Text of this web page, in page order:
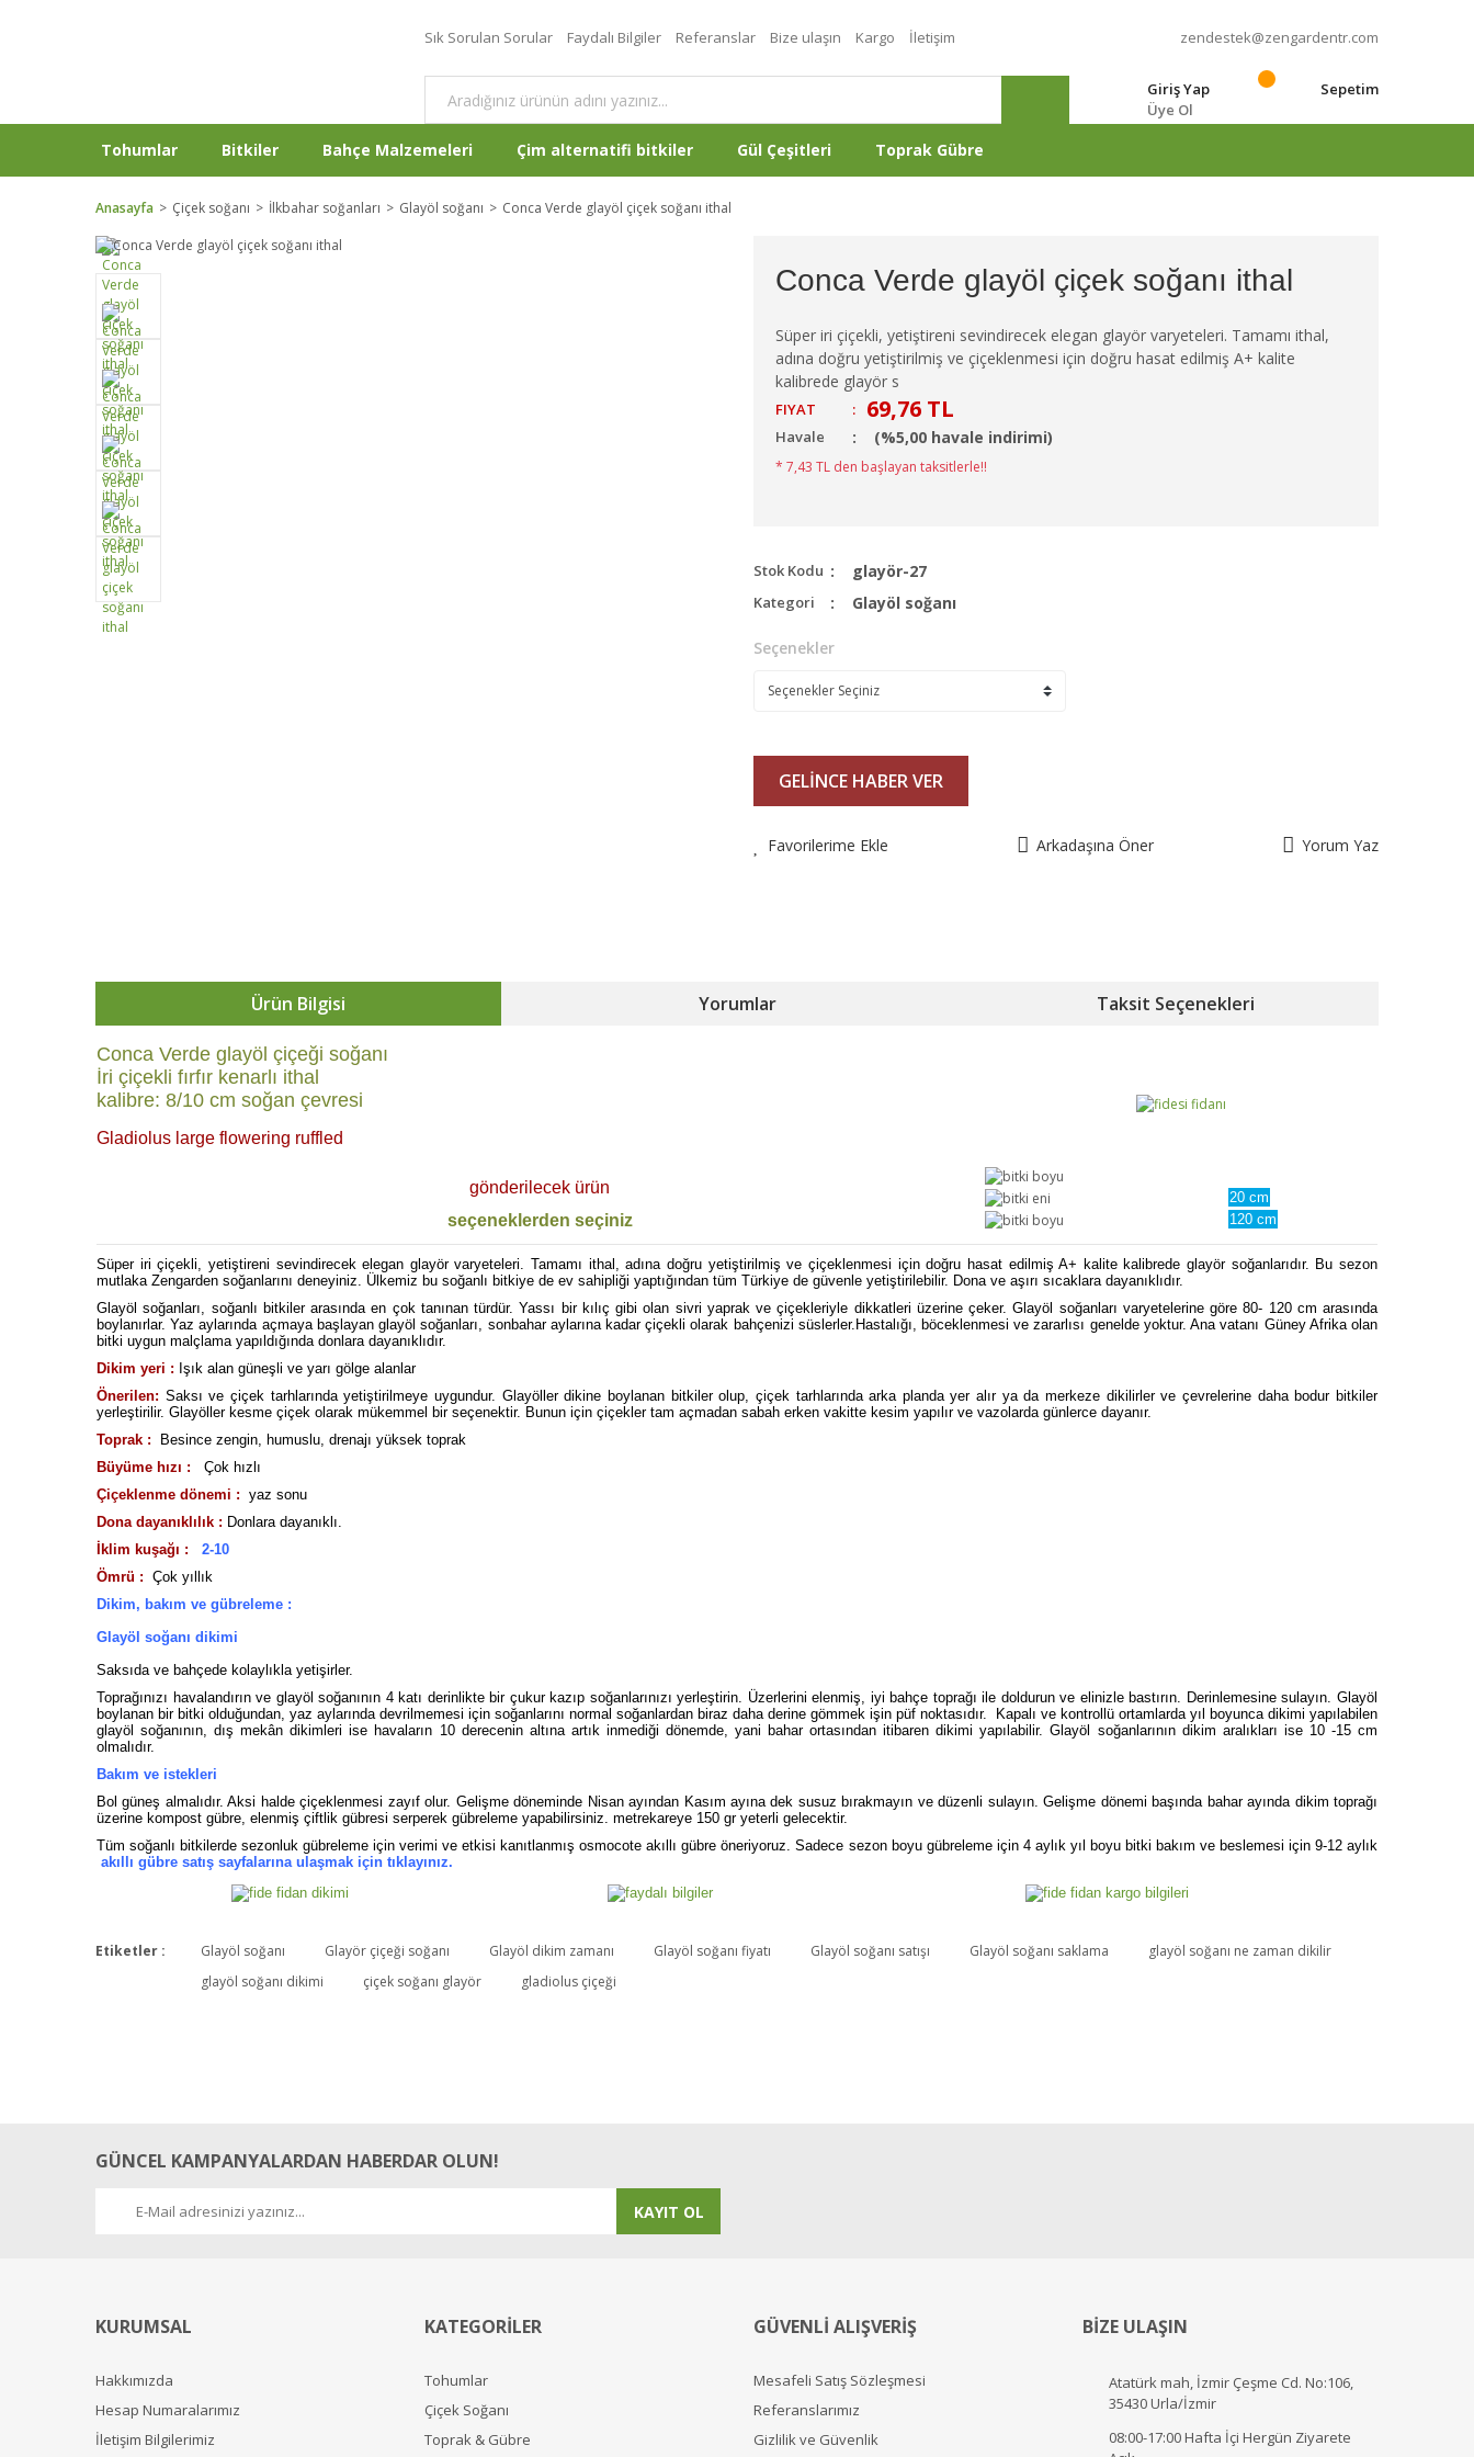
Sık Sorulan Sorular Faydalı Bilgiler Referanslar Bize ulaşın Kargo İletişim zendestek@zengardentr.com
Giriş Yap
Üye Ol
Sepetim
Tohumlar Bitkiler Bahçe Malzemeleri Çim alternatifi bitkiler Gül Çeşitleri Toprak Gübre
Anasayfa Çiçek soğanı İlkbahar soğanları Glayöl soğanı Conca Verde glayöl çiçek soğanı ithal
Conca Verde glayöl çiçek soğanı ithal
Süper iri çiçekli, yetiştireni sevindirecek elegan glayör varyeteleri. Tamamı ithal,
adına doğru yetiştirilmiş ve çiçeklenmesi için doğru hasat edilmiş A+ kalite
kalibrede glayör s
FIYAT : 69,76 TL
Havale (%5,00 havale indirimi)
* 7,43 TL den başlayan taksitlerle!!
Stok Kodu glayör-27
Kategori Glayöl soğanı
Seçenekler
GELİNCE HABER VER
Favorilerime Ekle Arkadaşına Öner Yorum Yaz
Ürün Bilgisi Yorumlar Taksit Seçenekleri
Conca Verde glayöl çiçeği soğanı
İri çiçekli fırfır kenarlı ithal
kalibre: 8/10 cm soğan çevresi
Gladiolus large flowering ruffled
gönderilecek ürün
20 cm
seçeneklerden seçiniz 120 cm
Süper iri çiçekli, yetiştireni sevindirecek elegan glayör varyeteleri. Tamamı ithal, adına doğru yetiştirilmiş ve çiçeklenmesi için doğru hasat edilmiş A+ kalite kalibrede glayör soğanlarıdır. Bu sezon
mutlaka Zengarden soğanlarını deneyiniz. Ülkemiz bu soğanlı bitkiye de ev sahipliği yaptığından tüm Türkiye de güvenle yetiştirilebilir. Dona ve aşırı sıcaklara dayanıklıdır.
Glayöl soğanları, soğanlı bitkiler arasında en çok tanınan türdür. Yassı bir kılıç gibi olan sivri yaprak ve çiçekleriyle dikkatleri üzerine çeker. Glayöl soğanları varyetelerine göre 80- 120 cm arasında
boylanırlar. Yaz aylarında açmaya başlayan glayöl soğanları, sonbahar aylarına kadar çiçekli olarak bahçenizi süslerler.Hastalığı, böceklenmesi ve zararlısı genelde yoktur. Ana vatanı Güney Afrika olan
bitki uygun malçlama yapıldığında donlara dayanıklıdır.
Dikim yeri : Işık alan güneşli ve yarı gölge alanlar
Önerilen: Saksı ve çiçek tarhlarında yetiştirilmeye uygundur. Glayöller dikine boylanan bitkiler olup, çiçek tarhlarında arka planda yer alır ya da merkeze dikilirler ve çevrelerine daha bodur bitkiler
yerleştirilir. Glayöller kesme çiçek olarak mükemmel bir seçenektir. Bunun için çiçekler tam açmadan sabah erken vakitte kesim yapılır ve vazolarda günlerce dayanır.
Toprak : Besince zengin, humuslu, drenajı yüksek toprak
Büyüme hızı : Çok hızlı
Çiçeklenme dönemi : yaz sonu
Dona dayanıklılık : Donlara dayanıklı.
İklim kuşağı :
2-10
Ömrü : Çok yıllık
Dikim, bakım ve gübreleme :
Glayöl soğanı dikimi
Saksıda ve bahçede kolaylıkla yetişirler.
Toprağınızı havalandırın ve glayöl soğanının 4 katı derinlikte bir çukur kazıp soğanlarınızı yerleştirin. Üzerlerini elenmiş, iyi bahçe toprağı ile doldurun ve elinizle bastırın. Derinlemesine sulayın. Glayöl
boylanan bir bitki olduğundan, yaz aylarında devrilmemesi için soğanlarını normal soğanlardan biraz daha derine gömmek işin püf noktasıdır. Kapalı ve kontrollü ortamlarda yıl boyunca dikimi yapılabilen
glayöl soğanının, dış mekân dikimleri ise havaların 10 derecenin altına artık inmediği dönemde, yani bahar ortasından itibaren dikimi yapılabilir. Glayöl soğanlarının dikim aralıkları ise 10 -15 cm
olmalıdır.
Bakım ve istekleri
Bol güneş almalıdır. Aksi halde çiçeklenmesi zayıf olur. Gelişme döneminde Nisan ayından Kasım ayına dek susuz bırakmayın ve düzenli sulayın. Gelişme dönemi başında bahar ayında dikim toprağı
üzerine kompost gübre, elenmiş çiftlik gübresi serperek gübreleme yapabilirsiniz. metrekareye 150 gr yeterli gelecektir.
Tüm soğanlı bitkilerde sezonluk gübreleme için verimi ve etkisi kanıtlanmış osmocote akıllı gübre öneriyoruz. Sadece sezon boyu gübreleme için 4 aylık yıl boyu bitki bakım ve beslemesi için 9-12 aylık
akıllı gübre satış sayfalarına ulaşmak için tıklayınız.
Etiketler : Glayöl soğanı Glayör çiçeği soğanı Glayöl dikim zamanı Glayöl soğanı fiyatı Glayöl soğanı satışı Glayöl soğanı saklama
glayöl soğanı ne zaman dikilir
glayöl soğanı dikimi
çiçek soğanı glayör gladiolus çiçeği
GÜNCEL KAMPANYALARDAN HABERDAR OLUN!
KAYIT OL
KURUMSAL
Hakkımızda
Hesap Numaralarımız
İletişim Bilgilerimiz
KATEGORİLER
Tohumlar
Çiçek Soğanı
Toprak & Gübre
GÜVENLİ ALIŞVERİŞ
Mesafeli Satış Sözleşmesi
Referanslarımız
Gizlilik ve Güvenlik
BİZE ULAŞIN
Atatürk mah, İzmir Çeşme Cd. No:106,
35430 Urla/İzmir
08:00-17:00 Hafta İçi Hergün Ziyarete